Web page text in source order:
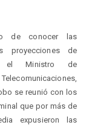
de conocer las
proyecciones de
el Ministro de
se reunió con los
que por más de
expusieron las